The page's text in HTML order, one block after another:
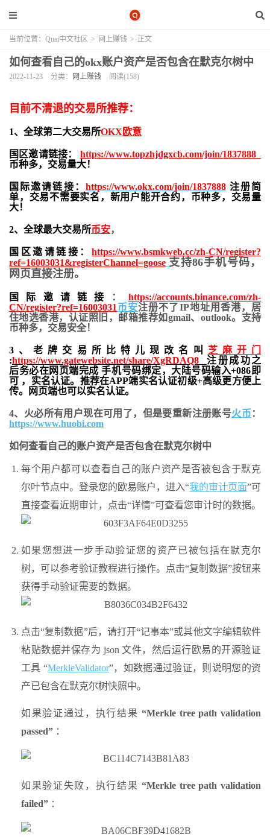
当前位置： Quai中文社区 > 网上赚钱 > 正文
如何查看自己的okx账户资产是否包含在默克尔树中
2022-11-23 分类： 网上赚钱 阅读(158)
目前不清退的交易所推荐：
1、全球第二大交易所OKX欧意
国区邀请链接： https://www.topzhjdgxcb.com/join/1837888
币种多，交易量大！
国际邀请链接： https://www.okx.com/join/1837888注册简
单，交易不需要实名，新用户能开合约， 币种多，交易量
大！
2、全球最大交易所币安，
国区邀请链接： https://www.bsmkweb.cc/zh-CN/register?
ref=16003031&registerChannel=goose 支持86手机号码，
网页直接注册。
国际邀请链接 ：https://accounts.binance.com/zh-
CN/register?ref=16003031 币安注册不了IP地址用香港，居
住地选香港，认证照旧， 邮箱推荐如gmail、outlook。支持
币种多，交易安全！
3、老牌交易所比特儿现改名叫 芝麻开门
:https://www.gatewebsite.net/share/XgRDAQ8
注册成功之
后务必在网页端完成 手机号码绑定，大陆号码输入+086即
可 ，实名认证。推荐在APP端实名认证初级+高级更方便上
传。网页端也可以实名认证。
4、火必所有用户现在可用了，但是要重新注册账号火币 ：
https://www.huobi.com
如何查看自己的账户资产是否包含在默克尔树中
每个用户都可以查看自己的账户资产是否被包含于默克
尔叶节点中。登录您的欧易账户，进入“我的审计页面”可
直接查看近期审计，点击“详情”可查看您审计时的数据。
如果您想进一步手动验证您的资产已被包括在默克尔
树，可以参考验证教程进行操作。点击“复制数据”按钮来
获得手动验证需要的数据。
点击“复制数据”后，请打开“记事本”或其他文字编辑软件
粘贴数据并保存为 json 文件，然后运行欧易的开源验证
工具 “MerkleValidator”，如数据通过验证，则说明您的资
产已包含在默克尔树快照中。
如果验证通过，执行结果 “Merkle tree path validation
passed” ：
如果验证失败，执行结果 “Merkle tree path validation
failed” ：